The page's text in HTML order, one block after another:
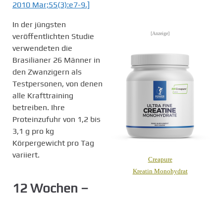
2010 Mar;55(3):e7-9.]
[Anzeige]
Creapure
Kreatin Monohydrat
In der jüngsten
veröffentlichten Studie
verwendeten die
Brasilianer 26 Männer in
den Zwanzigern als
Testpersonen, von denen
alle Krafttraining
betreiben. Ihre
Proteinzufuhr von 1,2 bis
3,1 g pro kg
Körpergewicht pro Tag
variiert.
12 Wochen –